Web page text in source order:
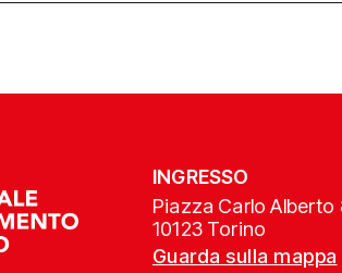
INGRESSO
Piazza Carlo Alberto
10123 Torino
Guarda sulla mappa